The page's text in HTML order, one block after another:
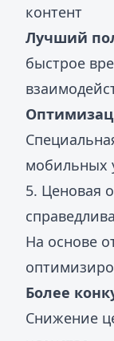
контент
Лучший
быстрое
мобильных
5. Ценовая
На основе
Более
Снижение